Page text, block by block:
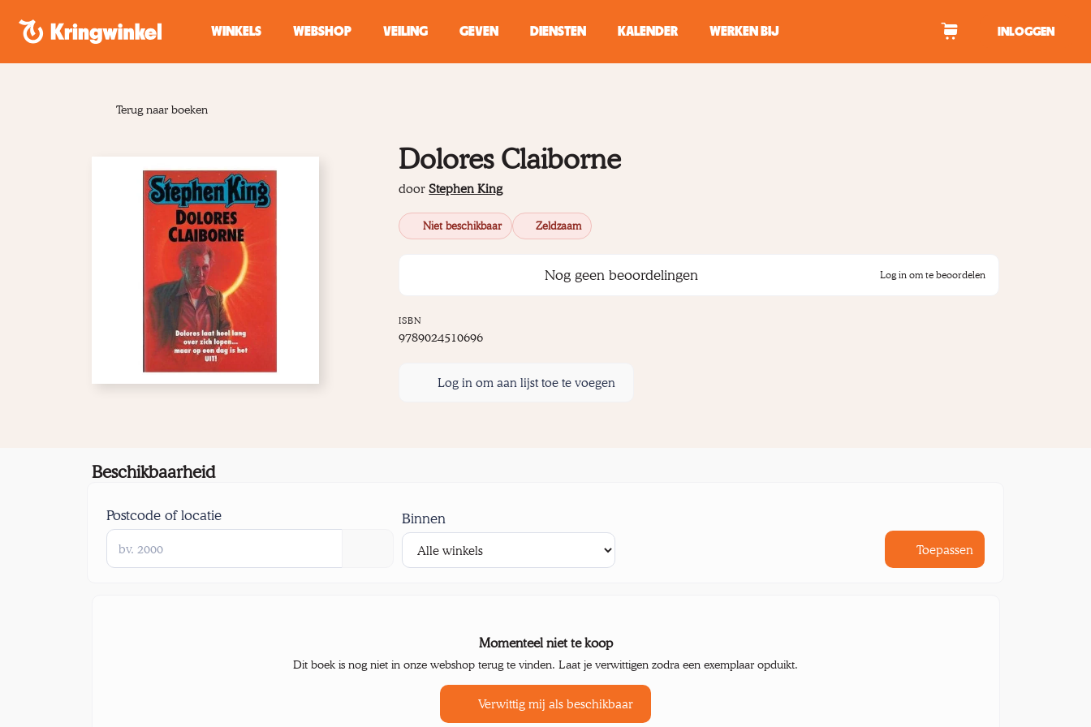
WINKELS
WEBSHOP VEILING GEVEN DIENSTEN KALENDER WERKEN BIJ INLOGGEN
Terug naar boeken
Dolores Claiborne
doorStephen King
Niet beschikbaar Zeldzaam
Nog geen beoordelingen Log in om te beoordelen
ISBN
9789024510696
Log in om aan lijst toe te voegen
Beschikbaarheid
Postcode of locatie Binnen
Toepassen
Momenteel niet te koop
Dit boek is nog niet in onze webshop terug te vinden. Laat je verwittigen zodra een exemplaar opduikt.
Verwittig mij als beschikbaar